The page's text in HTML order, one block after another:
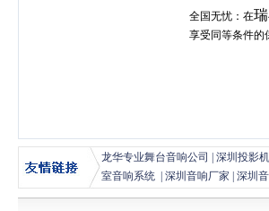
全国无忧：在
享受同等条件的
龙华专业舞台音响公司 深圳投影机
室音响系统
深圳音响厂家 深圳